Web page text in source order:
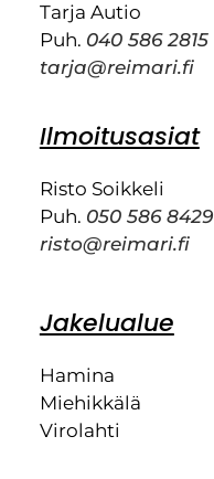
Tarja Autio
Puh. 040 586 2815
tarja@reimari.fi
Ilmoitusasiat
Risto Soikkeli
Puh. 050 586 8429
risto@reimari.fi
Jakelualue
Hamina
Miehikkälä
Virolahti